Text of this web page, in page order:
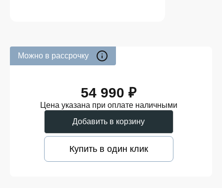
Можно в рассрочку
54 990 ₽
Цена указана при оплате наличными
Добавить в корзину
Купить в один клик